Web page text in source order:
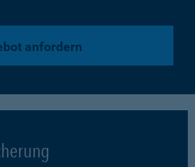
anfordern